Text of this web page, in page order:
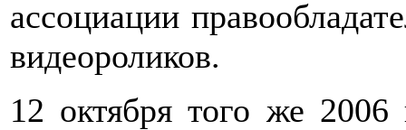
ассоциации
видеороликов.
12 октября того же